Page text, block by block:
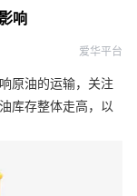
响
爱华平台
原油的运输，关注
库存整体走高，以